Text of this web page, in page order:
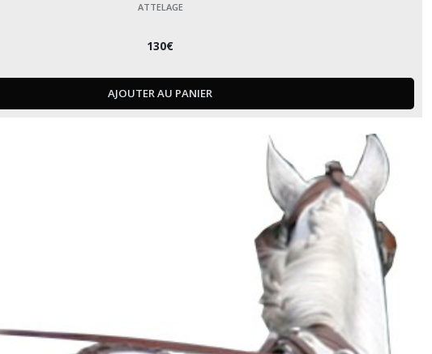
ATTELAGE
130€
AJOUTER AU PANIER